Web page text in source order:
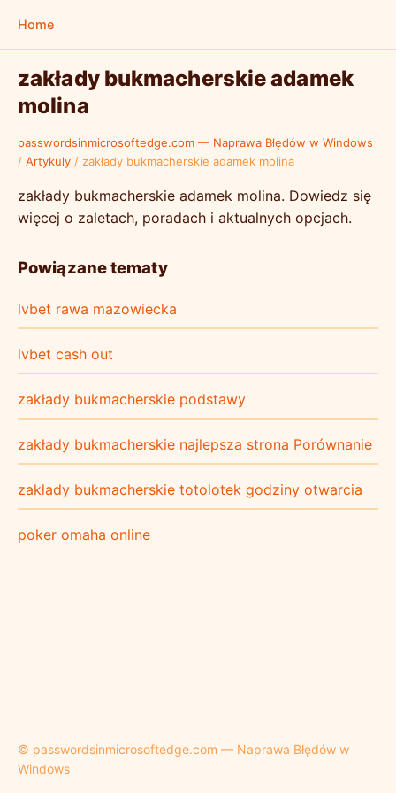
Home
zakłady bukmacherskie adamek
molina
passwordsinmicrosoftedge.com — Naprawa Błędów w Windows
/ Artykuly / zakłady bukmacherskie adamek molina
zakłady bukmacherskie adamek molina. Dowiedz się
więcej o zaletach, poradach i aktualnych opcjach.
Powiązane tematy
lvbet rawa mazowiecka
lvbet cash out
zakłady bukmacherskie podstawy
zakłady bukmacherskie najlepsza strona Porównanie
zakłady bukmacherskie totolotek godziny otwarcia
poker omaha online
© passwordsinmicrosoftedge.com — Naprawa Błędów w
Windows